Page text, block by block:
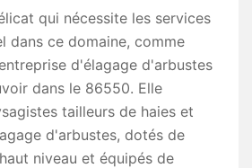
qui nécessite les services
dans ce domaine, comme
d'élagage d'arbustes
dans le 86550. Elle
tailleurs de haies et
d'arbustes, dotés de
niveau et équipés de